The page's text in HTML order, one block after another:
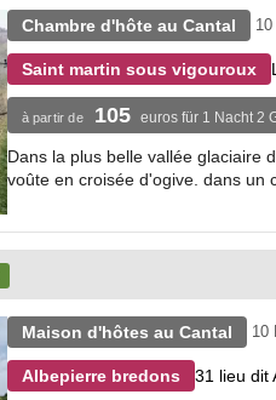
Chambre d'hôte au Cantal
Saint martin sous vigouroux
à partir de 105 euros für 1 Nacht 2
Dans la plus belle vallée glaciaire
voûte en croisée d'ogive. dans un
Maison d'hôtes au Cantal 10
Albepierre bredons 31 lieu dit